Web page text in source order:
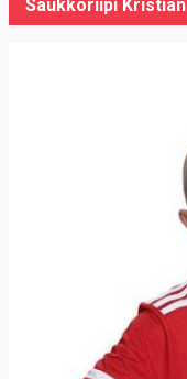
Saukkoriipi Kristian